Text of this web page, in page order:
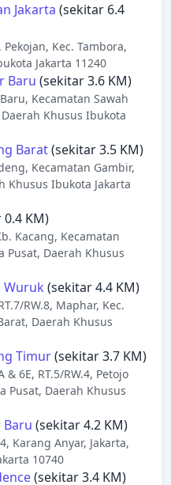
Jakarta (sekitar 6.4
Kec. Tambora,
Jakarta 11240
Baru (sekitar 3.6 KM)
Kecamatan Sawah
Daerah Khusus Ibukota
Barat(sekitar 3.5 KM)
Kecamatan Gambir,
Khusus Ibukota Jakarta
KM)
Kacang, Kecamatan
Pusat, Daerah Khusus
Wuruk (sekitar 4.4 KM)
RW.8, Maphar, Kec.
Daerah Khusus
Timur(sekitar 3.7 KM)
6E, RT.5/RW.4, Petojo
Pusat, Daerah Khusus
Baru (sekitar 4.2 KM)
Karang Anyar, Jakarta,
10740
(sekitar 3.4 KM)